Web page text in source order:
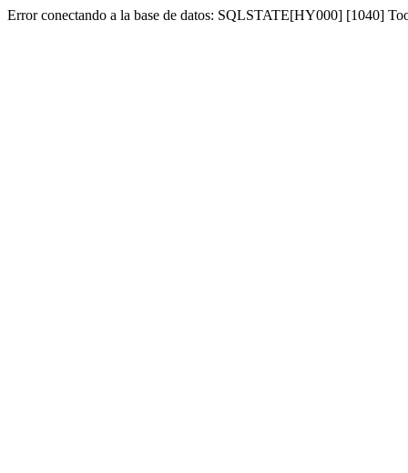
Error conectando a la base de datos: SQLSTATE[HY000] [1040]